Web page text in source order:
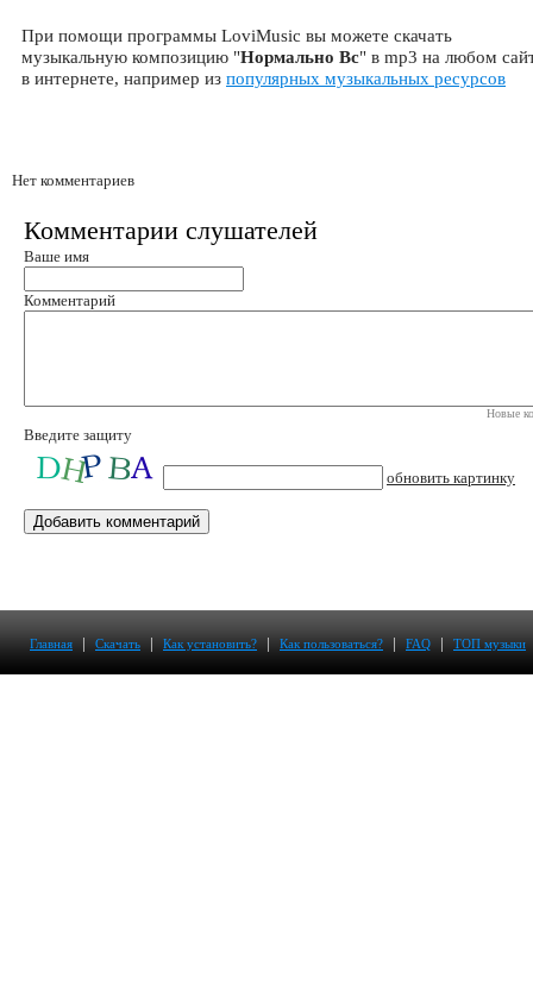
При помощи программы LoviMusic вы можете скачать
музыкальную композицию "Нормально Вс" в mp3 на любом
в интернете, например из популярных музыкальных ресурсов
Нет комментариев
Комментарии слушателей
Ваше имя
Комментарий
Новые
Введите защиту
обновить картинку
Главная | Скачать | Как установить? | Как пользоваться? | FAQ | ТОП музыки